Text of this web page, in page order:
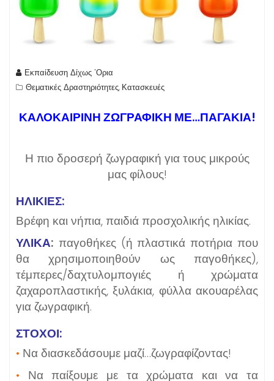
Εκπαίδευση Δίχως 'Ορια
Θεματικές Δραστηριότητες, Κατασκευές
ΚΑΛΟΚΑΙΡΙΝΗ ΖΩΓΡΑΦΙΚΗ ΜΕ…ΠΑΓΑΚΙΑ!
Η πιο δροσερή ζωγραφική για τους μικρούς
μας φίλους!
ΗΛΙΚΙΕΣ:
Βρέφη και νήπια, παιδιά προσχολικής ηλικίας.
ΥΛΙΚΑ: παγοθήκες (ή πλαστικά ποτήρια που
θα χρησιμοποιηθούν ως παγοθήκες),
τέμπερες/δαχτυλομπογιές ή χρώματα
ζαχαροπλαστικής, ξυλάκια, φύλλα ακουαρέλας
για ζωγραφική.
ΣΤΟΧΟΙ:
• Να διασκεδάσουμε μαζί…ζωγραφίζοντας!
• Να παίξουμε με τα χρώματα και να τα